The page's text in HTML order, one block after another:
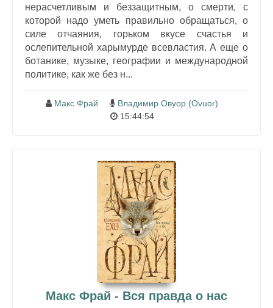
нерасчетливым и беззащитным, о смерти, с
которой надо уметь правильно обращаться, о
силе отчаяния, горьком вкусе счастья и
ослепительной харымурде всевластия. А еще о
ботанике, музыке, географии и международной
политике, как же без н...
Макс Фрай
Владимир Овуор (Ovuor)
15:44:54
Макс Фрай - Вся правда о нас